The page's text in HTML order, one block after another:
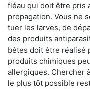
fléau qui doit être pris
propagation. Vous ne
tuer les larves, de
des produits
bêtes doit être réalisé
produits chimiques
allergiques. Chercher
le plus tôt possible